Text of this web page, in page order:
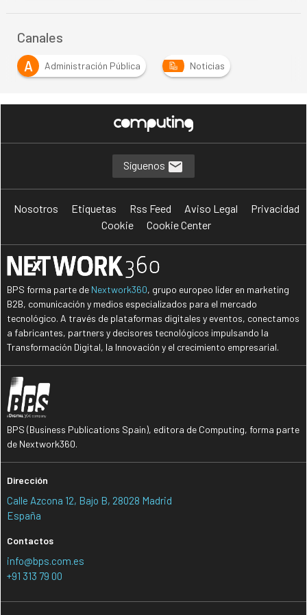
Canales
A
Administración Pública Noticias
Síguenos
Nosotros Etiquetas Rss Feed Aviso Legal
Privacidad
Cookie
Cookie Center
BPS forma parte de Nextwork360, grupo europeo líder en marketing
B2B, comunicación y medios especializados para el mercado
tecnológico. A través de plataformas digitales y eventos, conectamos
a fabricantes, partners y decisores tecnológicos impulsando la
Transformación Digital, la Innovación y el crecimiento empresarial.
BPS (Business Publications Spain), editora de Computing, forma parte
de Nextwork360.
Dirección
Calle Azcona 12, Bajo B, 28028 Madrid
España
Contactos
info@bps.com.es
+91 313 79 00